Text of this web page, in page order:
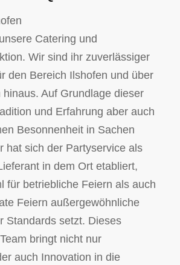
Catering und
Wir sind ihr zuverlässiger
den Bereich Ilshofen und über
Auf Grundlage dieser
und Erfahrung aber auch
Besonnenheit in Sachen
hat sich der Partyservice als
in dem Ort etabliert,
für betriebliche Feiern als auch
Feiern außergewöhnliche
Standards setzt. Dieses
bringt nicht nur
auch Innovation in die